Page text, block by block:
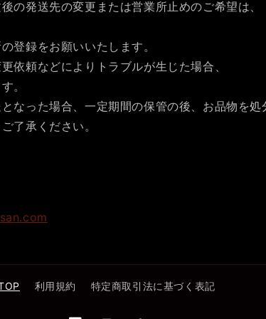
の発送先の変更または営業所止めのご希望は、
登録をお願いいたします。
依頼などによりトラブルが生じた場合、
。
なった場合、一定期間の保管の後、お品物を処
了承ください。
利用規約 特定商取引法に基づく表記